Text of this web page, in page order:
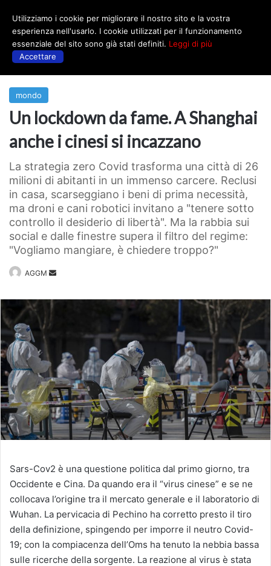
mondo
Un lockdown da fame. A Shanghai
anche i cinesi si incazzano
La strategia zero Covid trasforma una città di 26
milioni di abitanti in un immenso carcere. Reclusi
in casa, scarseggiano i beni di prima necessità,
ma droni e cani robotici invitano a "tenere sotto
controllo il desiderio di libertà". Ma la rabbia sui
social e dalle finestre supera il filtro del regime:
"Vogliamo mangiare, è chiedere troppo?"
AGGM
Invia
Sars-Cov2 è una questione politica dal primo giorno, tra
Occidente e Cina. Da quando era il “virus cinese” e se ne
collocava l’origine tra il mercato generale e il laboratorio di
Wuhan. La pervicacia di Pechino ha corretto presto il tiro
della definizione, spingendo per imporre il neutro Covid-
19; con la compiacenza dell’Oms ha tenuto la nebbia bassa
sulle ricerche della sorgente. La reazione al virus è stata
Utilizziamo i cookie per migliorare il nostro sito e la vostra
esperienza nell'usarlo. I cookie utilizzati per il funzionamento
essenziale del sito sono già stati definiti. Leggi di più
Accettare